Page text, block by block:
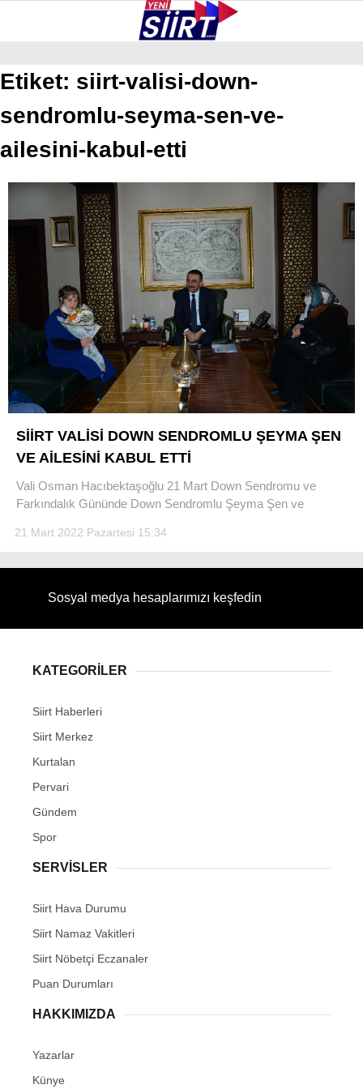
GALERİ VİDEO YAZARLAR
PERVARI
ŞIRVAN
GÜNDEM
NÖBETÇI ECZANELER
Etiket: siirt-valisi-down-
sendromlu-seyma-sen-ve-
ailesini-kabul-etti
SİİRT VALİSİ DOWN SENDROMLU ŞEYMA ŞEN
VE AİLESİNİ KABUL ETTİ
Vali Osman Hacıbektaşoğlu 21 Mart Down Sendromu ve
Farkındalık Gününde Down Sendromlu Şeyma Şen ve
21 Mart 2022 Pazartesi 15:34
Sosyal medya hesaplarımızı keşfedin
KATEGORİLER
Siirt Haberleri
Siirt Merkez
Kurtalan
Pervari
Gündem
Spor
SERVİSLER
Siirt Hava Durumu
Siirt Namaz Vakitleri
Siirt Nöbetçi Eczanaler
Puan Durumları
HAKKIMIZDA
Yazarlar
Künye